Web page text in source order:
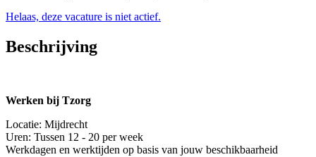
Helaas, deze vacature is niet actief.
Beschrijving
Werken bij Tzorg
Locatie: Mijdrecht
Uren: Tussen 12 - 20 per week
Werkdagen en werktijden op basis van jouw beschikbaarheid